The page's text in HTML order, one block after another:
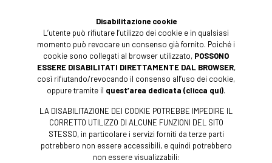
Disabilitazione cookie
L’utente può rifiutare l’utilizzo dei cookie e in qualsiasi
momento può revocare un consenso già fornito. Poiché i
cookie sono collegati al browser utilizzato, POSSONO
ESSERE DISABILITATI DIRETTAMENTE DAL BROWSER,
così rifiutando/revocando il consenso all’uso dei cookie,
oppure tramite il quest’area dedicata (clicca qui).
LA DISABILITAZIONE DEI COOKIE POTREBBE IMPEDIRE IL
CORRETTO UTILIZZO DI ALCUNE FUNZIONI DEL SITO
STESSO, in particolare i servizi forniti da terze parti
potrebbero non essere accessibili, e quindi potrebbero
non essere visualizzabili: